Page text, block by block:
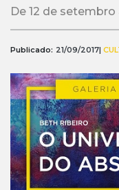
De 12 de
Publicado: 21/09/2017|